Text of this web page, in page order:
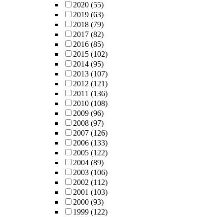
2020 (55)
2019 (63)
2018 (79)
2017 (82)
2016 (85)
2015 (102)
2014 (95)
2013 (107)
2012 (121)
2011 (136)
2010 (108)
2009 (96)
2008 (97)
2007 (126)
2006 (133)
2005 (122)
2004 (89)
2003 (106)
2002 (112)
2001 (103)
2000 (93)
1999 (122)